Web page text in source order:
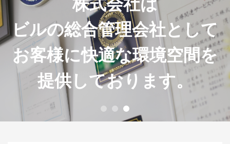
採用Q&A
社員インタビュー
お問い合わせ
新卒採用情報
株式会社は
ビルの総合管理会社として
お客様に快適な環境空間を
提供しております。